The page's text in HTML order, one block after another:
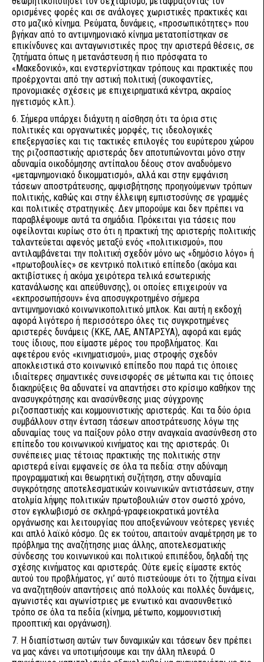
ορισμένες φορές και σε ανάλογες χωριστικές πρακτικές και
στο μαζικό κίνημα. Ρεύματα, δυνάμεις, «προσωπικότητες» που
βγήκαν από το αντιμνημονιακό κίνημα μετατοπίστηκαν σε
επικίνδυνες και ανταγωνιστικές προς την αριστερά θέσεις, σε
ζητήματα όπως η μετανάστευση ή πιο πρόσφατα το
«Μακεδονικό», και ενστερνίστηκαν τρόπους και πρακτικές που
προέρχονται από την αστική πολιτική (συκοφαντίες,
προνομιακές σχέσεις με επιχειρηματικά κέντρα, ακραίος
ηγετισμός κ.λπ.).
6. Σήμερα υπάρχει διάχυτη η αίσθηση ότι τα όρια στις
πολιτικές και οργανωτικές μορφές, τις ιδεολογικές
επεξεργασίες και τις τακτικές επιλογές του ευρύτερου χώρου
της ριζοσπαστικής αριστεράς δεν αποτυπώνονται μόνο στην
αδυναμία οικοδόμησης αντίπαλου δέους στον αναδυόμενο
«μεταμνημονιακό δικομματισμό», αλλά και στην εμφάνιση
τάσεων αποστράτευσης, αμφισβήτησης προηγούμενων τρόπων
πολιτικής, καθώς και στην έλλειψη εμπιστοσύνης σε γραμμές
και πολιτικές στρατηγικές. Δεν μπορούμε και δεν πρέπει να
παραβλέψουμε αυτά τα σημάδια. Πρόκειται για τάσεις που
οφείλονται κυρίως στο ότι η πρακτική της αριστερής πολιτικής
ταλαντεύεται αφενός μεταξύ ενός «πολιτικισμού», που
αντιλαμβάνεται την πολιτική σχεδόν μόνο ως «δημόσιο λόγο» ή
«πρωτοβουλίες» σε κεντρικό πολιτικό επίπεδο (ακόμα και
ακτιβίστικες ή ακόμα χειρότερα τελικά εσωτερικής
κατανάλωσης και απεύθυνσης), οι οποίες επιχειρούν να
«εκπροσωπήσουν» ένα αποσυγκροτημένο σήμερα
αντιμνημονιακό κοινωνικοπολιτικό μπλοκ. Και αυτή η εκδοχή
αφορά λιγότερο ή περισσότερο όλες τις συγκροτημένες
αριστερές δυνάμεις (ΚΚΕ, ΛΑΕ, ΑΝΤΑΡΣΥΑ), αφορά και εμάς
τους ίδιους, που είμαστε μέρος του προβλήματος. Και
αφετέρου ενός «κινηματισμού», μιας στροφής σχεδόν
αποκλειστικά στο κοινωνικό επίπεδο που παρά τις όποιες
ιδιαίτερες σημαντικές συνεισφορές σε μέτωπα και τις όποιες
διακηρύξεις θα αδυνατεί να απαντήσει στο κρίσιμο καθήκον της
ανασυγκρότησης και ανασύνθεσης μιας σύγχρονης
ριζοσπαστικής και κομμουνιστικής αριστεράς. Και τα δύο όρια
συμβάλλουν στην ένταση τάσεων αποστράτευσης λόγω της
αδυναμίας τους να παίξουν ρόλο στην αναγκαία ανασύνθεση στο
επίπεδο του κοινωνικού κινήματος και της αριστεράς. Οι
συνέπειες μιας τέτοιας πρακτικής της πολιτικής στην
αριστερά είναι εμφανείς σε όλα τα πεδία: στην αδύναμη
προγραμματική και θεωρητική συζήτηση, στην αδυναμία
συγκρότησης αποτελεσματικών κοινωνικών αντιστάσεων, στην
ατολμία λήψης πολιτικών πρωτοβουλιών στον σωστό χρόνο,
στον εγκλωβισμό σε σκληρά-γραφειοκρατικά μοντέλα
οργάνωσης και λειτουργίας που αποξενώνουν νεότερες γενιές
και απλό λαϊκό κόσμο. Ως εκ τούτου, απαιτούν αναμέτρηση με το
πρόβλημα της αναζήτησης μιας άλλης, αποτελεσματικής
σύνδεσης του κοινωνικού και πολιτικού επιπέδου, δηλαδή της
σχέσης κινήματος και αριστεράς. Ούτε εμείς είμαστε εκτός
αυτού του προβλήματος, γι’ αυτό πιστεύουμε ότι το ζήτημα είναι
να αναζητηθούν απαντήσεις από πολλούς και πολλές δυνάμεις,
αγωνιστές και αγωνίστριες με ενωτικό και ανασυνθετικό
τρόπο σε όλα τα πεδία (κίνημα, μέτωπο, κομμουνιστική
προοπτική και οργάνωση).
7. Η διαπίστωση αυτών των δυναμικών και τάσεων δεν πρέπει
να μας κάνει να υποτιμήσουμε και την άλλη πλευρά. Ο